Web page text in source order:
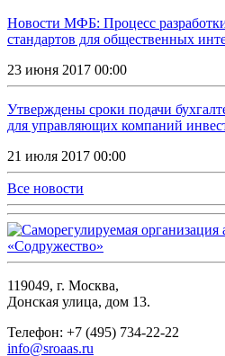
Новости МФБ: Процесс
стандартов для общественных
23 июня 2017 00:00
Утверждены сроки подачи
для управляющих компаний
21 июля 2017 00:00
Все новости
119049, г. Москва,
Донская улица, дом 13.
Телефон: +7 (495) 734-22-22
info@sroaas.ru